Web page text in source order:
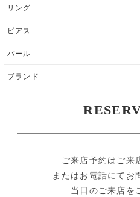
リング
ピアス
パール
ブランド
ご来店予約はご来
またはお電話にてお
当日のご来店を